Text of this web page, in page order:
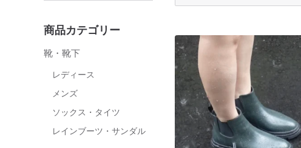
商品カテゴリー
靴・靴下
レディース
メンズ
ソックス・タイツ
レインブーツ・サンダル